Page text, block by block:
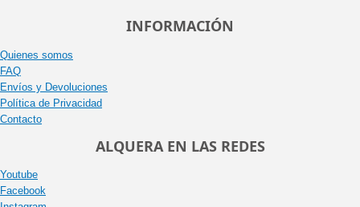
INFORMACIÓN
Quienes somos
FAQ
Envíos y Devoluciones
Política de Privacidad
Contacto
ALQUERA EN LAS REDES
Youtube
Facebook